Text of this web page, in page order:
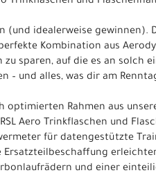
(und idealerweise gewinnen).
Kombination aus
sparen, auf die es an solch
– und alles, was dir am
Rahmen aus
Aero Trinkflaschen und
für datengestützte
Ersatzteilbeschaffung
und einer